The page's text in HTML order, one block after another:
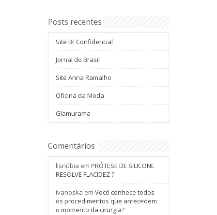
Posts recentes
Site Br Confidencial
Jornal do Brasil
Site Anna Ramalho
Oficina da Moda
Glamurama
Comentários
lisnúbia em PRÓTESE DE SILICONE
RESOLVE FLACIDEZ ?
ivanoska em Você conhece todos
os procedimentos que antecedem
o momento da cirurgia?